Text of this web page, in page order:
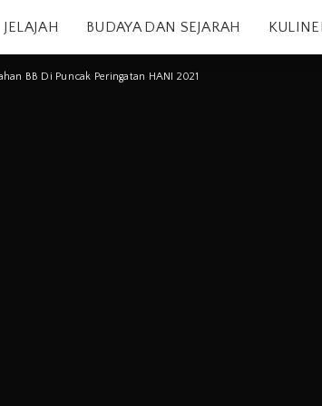
JELAJAH BUDAYA DAN SEJARAH
BB Di Puncak Peringatan HANI 2021